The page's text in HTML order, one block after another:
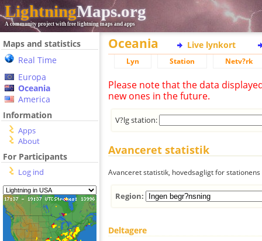
LightningMaps.org
A community project with free lightning maps and apps
Maps and statistics
Real Time
Europa
Oceania
America
Information
Apps
About
For Participants
Log ind
Oceania Live lynkort
Lyn Station Netv?rk
Please note that the data
new ones in the future.
V?lg station:
Avanceret statistik
Avanceret statistik, hovedsagligt for
Region:
Deltagere